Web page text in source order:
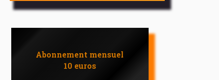
Abonnement mensuel
10 euros